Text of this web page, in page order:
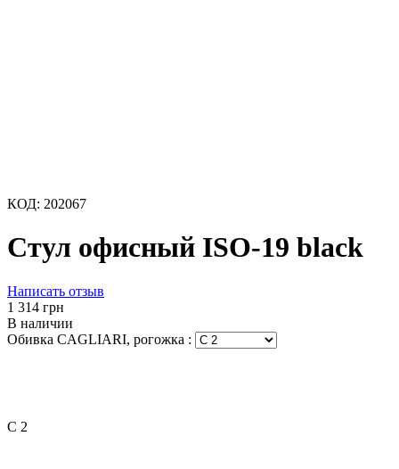
КОД: 202067
Стул офисный ISO-19 black
Написать отзыв
‍1 314‍ грн
В наличии
Обивка CAGLIARI, рогожка :
C 2